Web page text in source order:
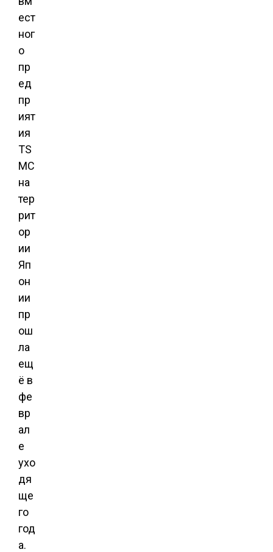
ест
ног
о
пр
ед
пр
ият
ия
TS
MC
на
тер
рит
ор
ии
Яп
он
ии
пр
ош
ла
ещ
ё в
фе
вр
ал
е
ухо
дя
ще
го
год
а.